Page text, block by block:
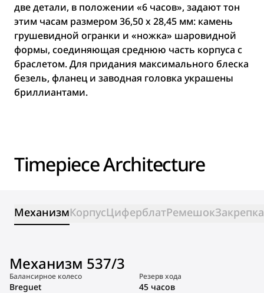
две детали, в положении «6 часов», задают тон
этим часам размером 36,50 х 28,45 мм: камень
грушевидной огранки и «ножка» шаровидной
формы, соединяющая среднюю часть корпуса с
браслетом. Для придания максимального блеска
безель, фланец и заводная головка украшены
бриллиантами.
Timepiece Architecture
МеханизмКорпусЦиферблатРемешокЗакрепка
Механизм 537/3
Балансирное колесо
Breguet
Резерв хода
45 часов